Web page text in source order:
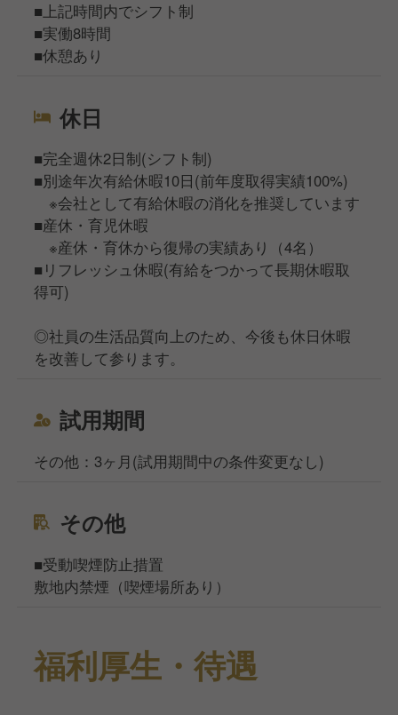
■上記時間内でシフト制
■実働8時間
■休憩あり
休日
■完全週休2日制(シフト制)
■別途年次有給休暇10日(前年度取得実績100%)
※会社として有給休暇の消化を推奨しています
■産休・育児休暇
※産休・育休から復帰の実績あり（4名）
■リフレッシュ休暇(有給をつかって長期休暇取
得可)
◎社員の生活品質向上のため、今後も休日休暇
を改善して参ります。
試用期間
その他：3ヶ月(試用期間中の条件変更なし)
その他
■受動喫煙防止措置
敷地内禁煙（喫煙場所あり）
福利厚生・待遇